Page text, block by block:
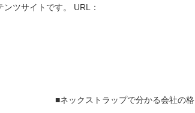
ツサイトです。 URL：
■ネックストラップで分かる会社の格